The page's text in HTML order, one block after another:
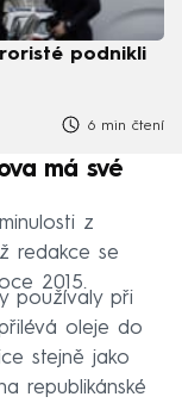
podnikli
6 min čtení
má své
z
redakce se
2015.
používaly při
oleje do
stejně jako
republikánské